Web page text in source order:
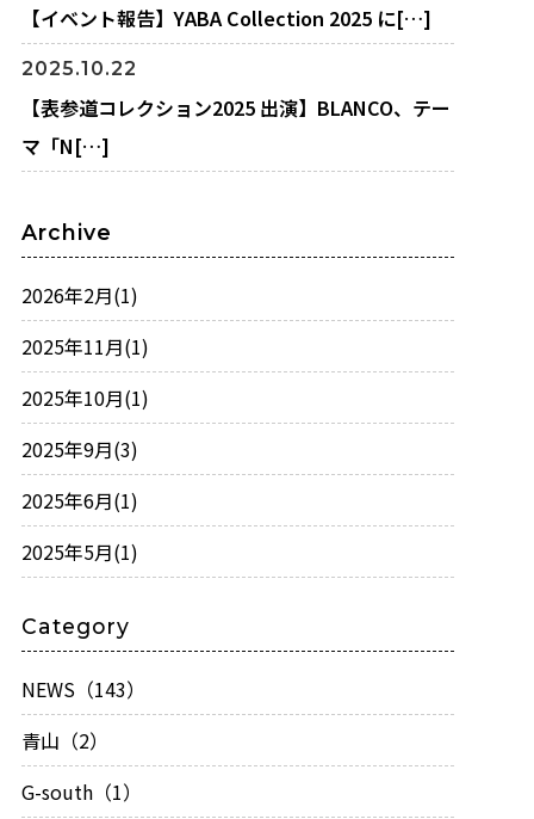
【イベント報告】YABA Collection 2025 に[…]
2025.10.22
【表参道コレクション2025 出演】BLANCO、テー
マ「N[…]
Archive
2026年2月(1)
2025年11月(1)
2025年10月(1)
2025年9月(3)
2025年6月(1)
2025年5月(1)
Category
NEWS（143）
青山（2）
G-south（1）